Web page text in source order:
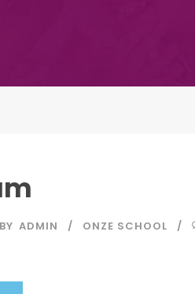
BY ADMIN ONZE SCHOOL